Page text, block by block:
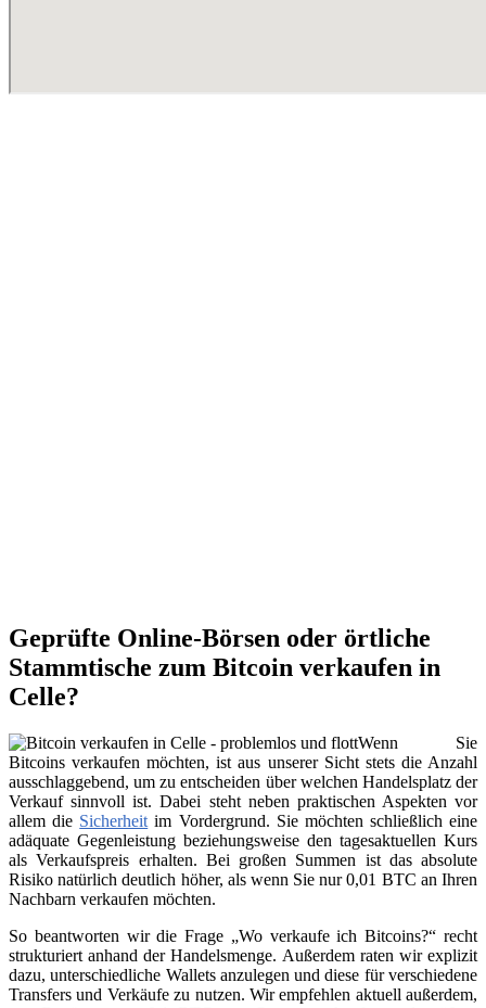
Geprüfte Online-Börsen oder örtliche
Stammtische zum Bitcoin verkaufen in
Celle?
Wenn Sie
Bitcoins verkaufen möchten, ist aus unserer Sicht stets die Anzahl
ausschlaggebend, um zu entscheiden über welchen Handelsplatz der
Verkauf sinnvoll ist. Dabei steht neben praktischen Aspekten vor
allem die Sicherheit im Vordergrund. Sie möchten schließlich eine
adäquate Gegenleistung beziehungsweise den tagesaktuellen Kurs
als Verkaufspreis erhalten. Bei großen Summen ist das absolute
Risiko natürlich deutlich höher, als wenn Sie nur 0,01 BTC an Ihren
Nachbarn verkaufen möchten.
So beantworten wir die Frage „Wo verkaufe ich Bitcoins?“ recht
strukturiert anhand der Handelsmenge. Außerdem raten wir explizit
dazu, unterschiedliche Wallets anzulegen und diese für verschiedene
Transfers und Verkäufe zu nutzen. Wir empfehlen aktuell außerdem,